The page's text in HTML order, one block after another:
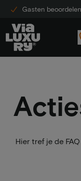
Gasten
Hier tref je de